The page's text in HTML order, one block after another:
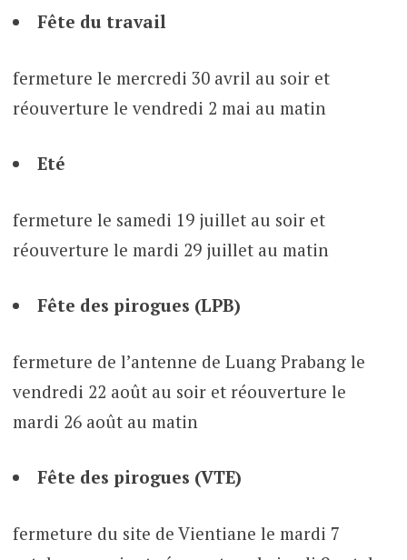
Fête du travail
fermeture le mercredi 30 avril au soir et
réouverture le vendredi 2 mai au matin
Eté
fermeture le samedi 19 juillet au soir et
réouverture le mardi 29 juillet au matin
Fête des pirogues (LPB)
fermeture de l’antenne de Luang Prabang le
vendredi 22 août au soir et réouverture le
mardi 26 août au matin
Fête des pirogues (VTE)
fermeture du site de Vientiane le mardi 7